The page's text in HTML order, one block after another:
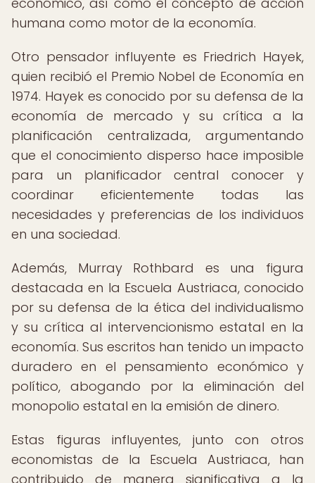
humana como motor de la economía.
Otro pensador influyente es Friedrich Hayek,
quien recibió el Premio Nobel de Economía en
1974. Hayek es conocido por su defensa de la
economía de mercado y su crítica a la
planificación centralizada, argumentando
que el conocimiento disperso hace imposible
para un planificador central conocer y
coordinar eficientemente todas las
necesidades y preferencias de los individuos
en una sociedad.
Además, Murray Rothbard es una figura
destacada en la Escuela Austriaca, conocido
por su defensa de la ética del individualismo
y su crítica al intervencionismo estatal en la
economía. Sus escritos han tenido un impacto
duradero en el pensamiento económico y
político, abogando por la eliminación del
monopolio estatal en la emisión de dinero.
Estas figuras influyentes, junto con otros
economistas de la Escuela Austriaca, han
contribuido de manera significativa a la